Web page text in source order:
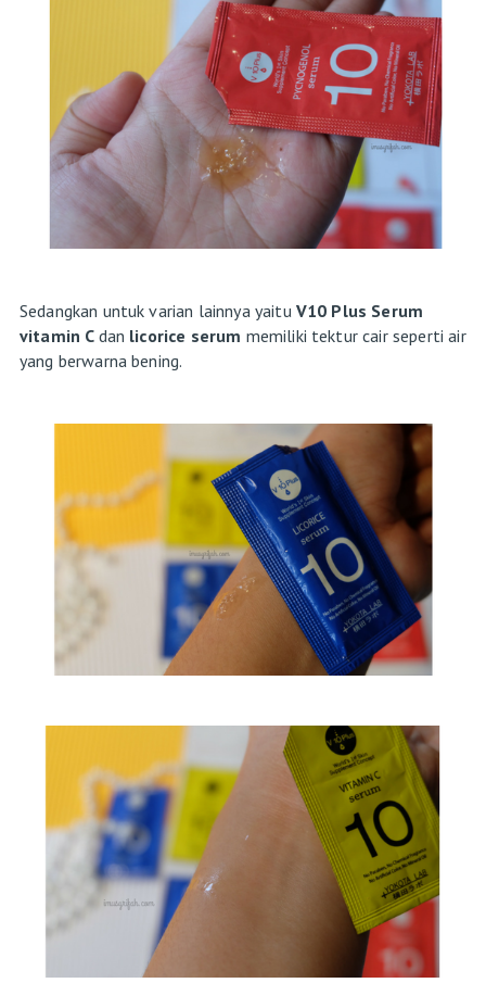
Sedangkan untuk varian lainnya yaitu V10 Plus Serum
vitamin C dan licorice serum memiliki tektur cair seperti air
yang berwarna bening.